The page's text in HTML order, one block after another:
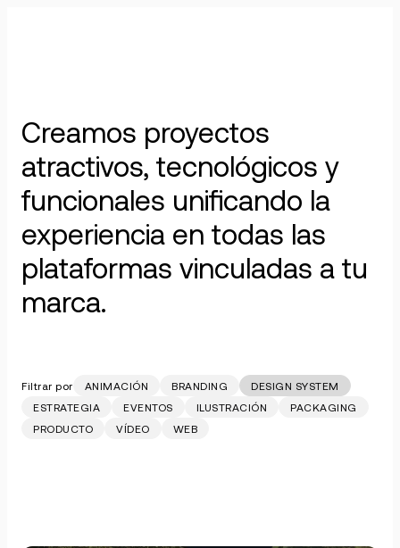
Creamos proyectos
atractivos, tecnológicos y
funcionales unificando la
experiencia en todas las
plataformas vinculadas a tu
marca.
Filtrar por ANIMACIÓN BRANDING
DESIGN SYSTEM
ESTRATEGIA
EVENTOS ILUSTRACIÓN
PACKAGING
PRODUCTO
VÍDEO WEB